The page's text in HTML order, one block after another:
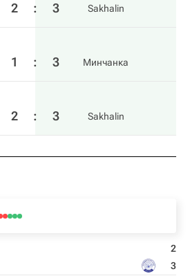
2 : 3 Sakhalin
1 : 3 Минчанка
2 : 3 Sakhalin
2
3